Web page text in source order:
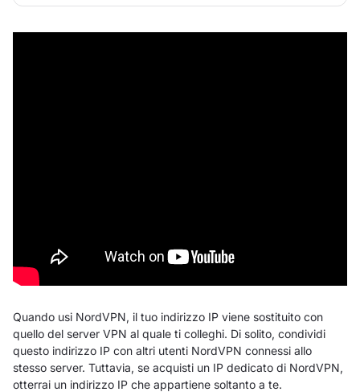
Quando usi NordVPN, il tuo indirizzo IP viene sostituito con
quello del server VPN al quale ti colleghi. Di solito, condividi
questo indirizzo IP con altri utenti NordVPN connessi allo
stesso server. Tuttavia, se acquisti un IP dedicato di NordVPN,
otterrai un indirizzo IP che appartiene soltanto a te.